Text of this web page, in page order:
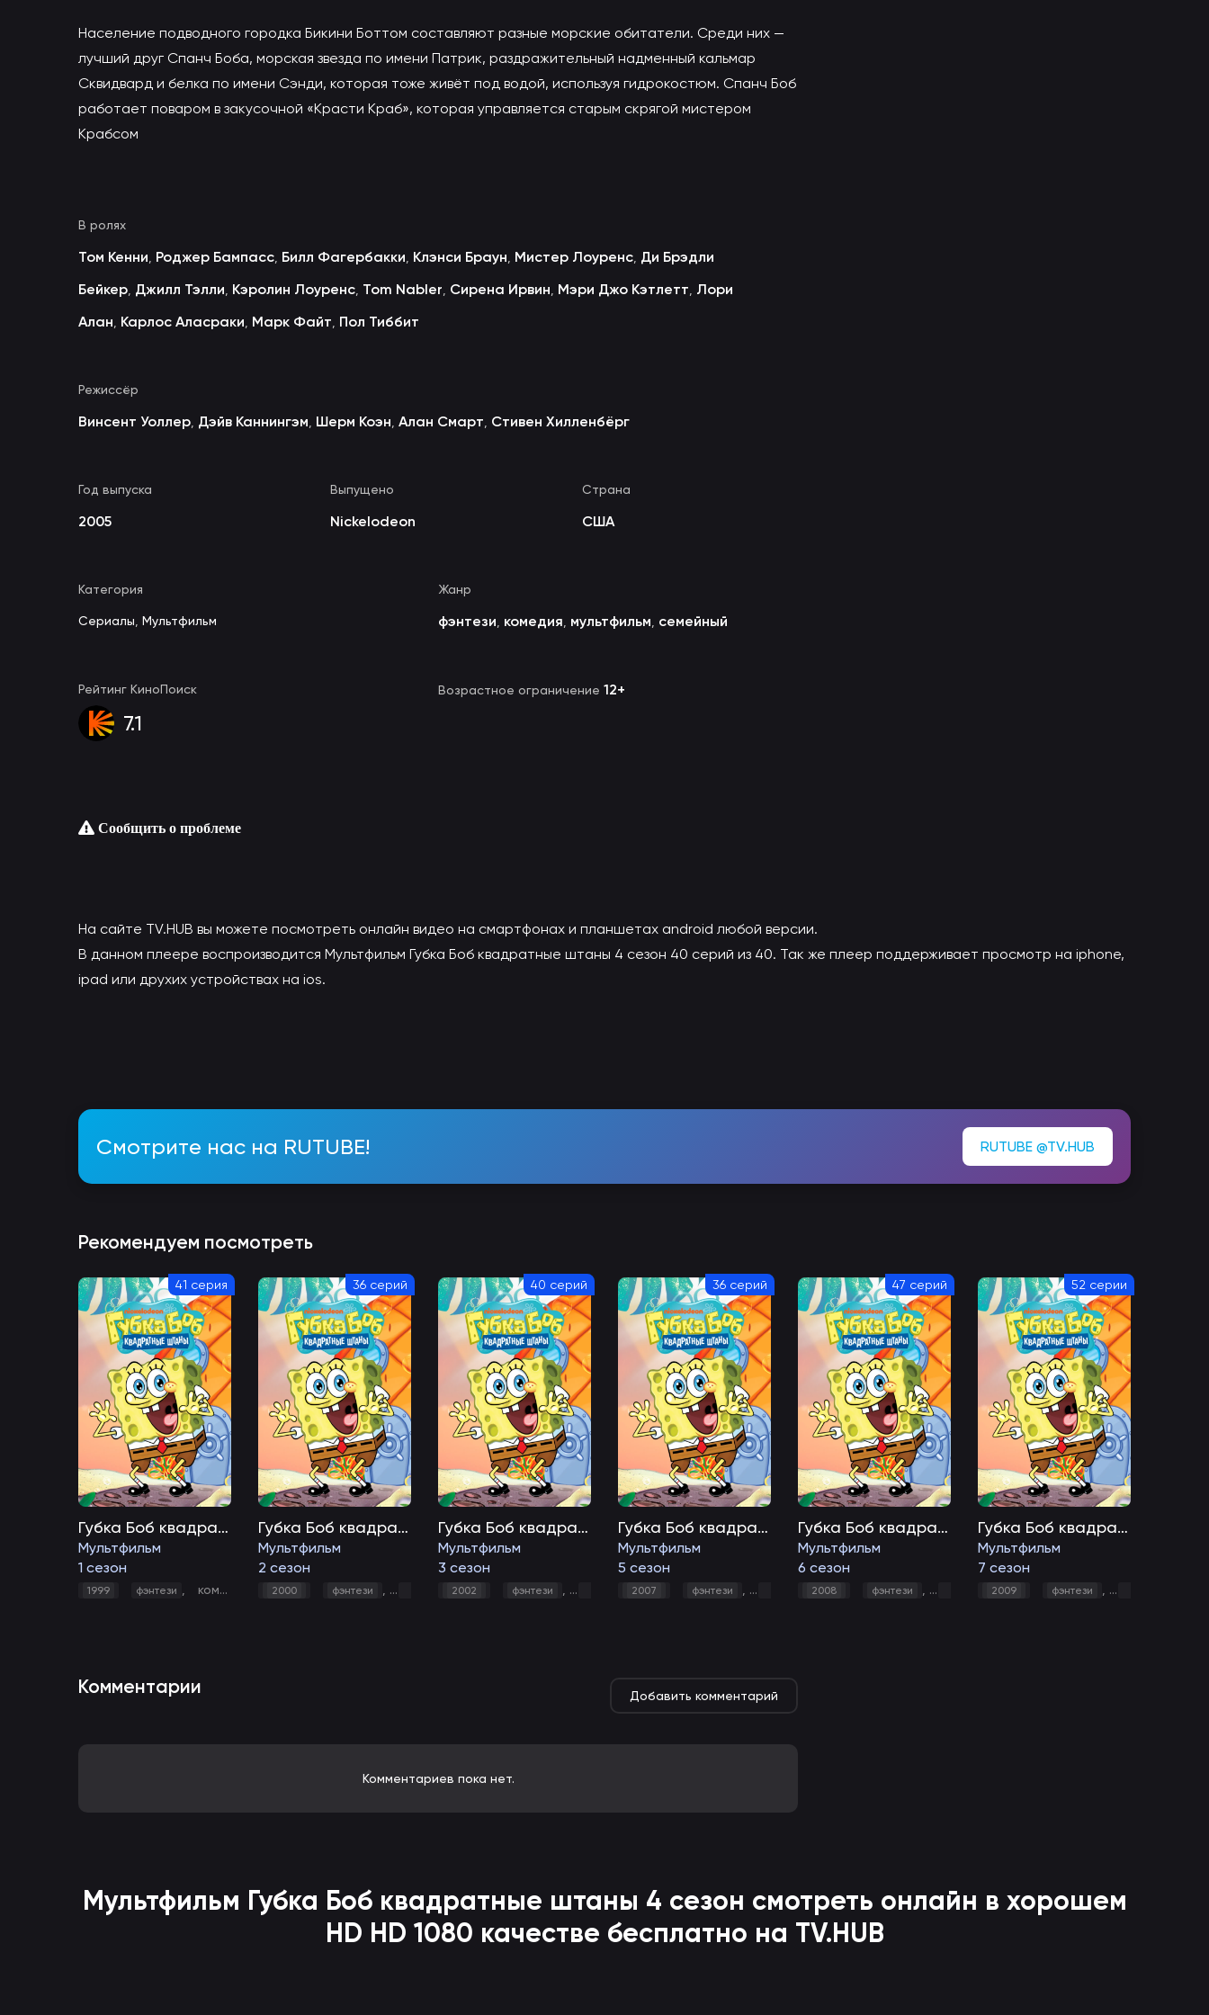
Население подводного городка Бикини Боттом составляют разные морские обитатели. Среди них —
лучший друг Спанч Боба, морская звезда по имени Патрик, раздражительный надменный кальмар
Сквидвард и белка по имени Сэнди, которая тоже живёт под водой, используя гидрокостюм. Спанч Боб
работает поваром в закусочной «Красти Краб», которая управляется старым скрягой мистером
Крабсом
В ролях
Том Кенни Роджер Бампасс Билл Фагербакки Клэнси Браун Мистер Лоуренс Ди Брэдли
Бейкер Джилл Тэлли Кэролин Лоуренс Tom Nabler Сирена Ирвин Мэри Джо Кэтлетт Лори
Алан Карлос Аласраки Марк Файт Пол Тиббит
Режиссёр
Винсент Уоллер Дэйв Каннингэм Шерм Коэн Алан Смарт Стивен Хилленбёрг
Год выпуска
2005
Выпущено
Nickelodeon
Страна
США
Категория
Сериалы Мультфильм
Жанр
фэнтези комедия мультфильм семейный
Рейтинг КиноПоиск
7.1
Возрастное ограничение 12+
Сообщить о проблеме
На сайте TV.HUB вы можете посмотреть онлайн видео на смартфонах и планшетах android любой версии.
В данном плеере воспроизводится Мультфильм Губка Боб квадратные штаны 4 сезон 40 серий из 40. Так же плеер поддерживает просмотр на iphone,
ipad или друхих устройствах на ios.
Смотрите нас на RUTUBE! RUTUBE @TV.HUB
Рекомендуем посмотреть
41 серия
Губка Боб квадратные штаны
Мультфильм
1 сезон
1999 фэнтези комедия мультфильм, семейный
36 серий
Губка Боб квадратные штаны
Мультфильм
2 сезон
2000 фэнтези , мультфильм , семейный
40 серий
Губка Боб квадратные штаны
Мультфильм
3 сезон
2002 фэнтези , мультфильм , семейный
36 серий
Губка Боб квадратные штаны
Мультфильм
5 сезон
2007 фэнтези , мультфильм , семейный
47 серий
Губка Боб квадратные штаны
Мультфильм
6 сезон
2008 фэнтези , мультфильм , семейный
52 серии
Губка Боб квадратные штаны
Мультфильм
7 сезон
2009 фэнтези
Комментарии Добавить комментарий
Комментариев пока нет.
Мультфильм Губка Боб квадратные штаны 4 сезон смотреть онлайн в хорошем
HD HD 1080 качестве бесплатно на TV.HUB